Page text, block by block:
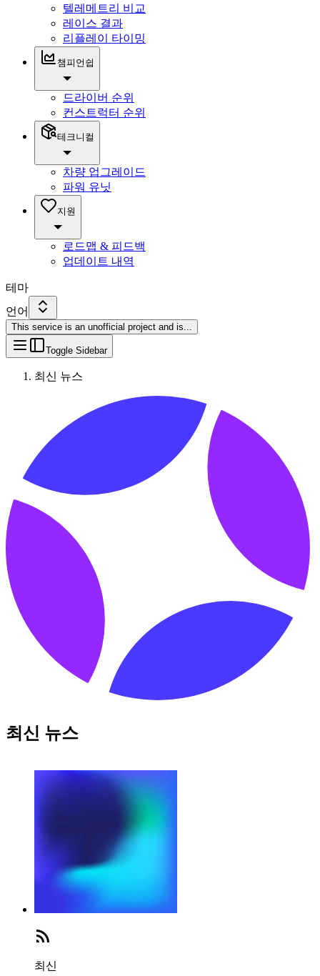
텔레메트리 비교
레이스 결과
리플레이 타이밍
챔피언쉽
드라이버 순위
컨스트럭터 순위
테크니컬
차량 업그레이드
파워 유닛
지원
로드맵 & 피드백
업데이트 내역
테마
언어
This service is an unofficial project and is...
Toggle Sidebar
최신 뉴스
최신 뉴스
최신